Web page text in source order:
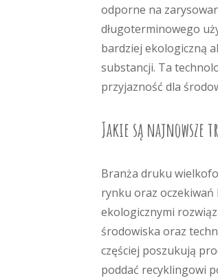
odporne na
długoterminowego
bardziej ekologiczną
substancji. Ta
przyjazność dla
Jakie są najnowsze
Branża druku
rynku oraz oczekiwań
ekologicznymi
środowiska oraz
częściej poszukują
poddać recyklingowi